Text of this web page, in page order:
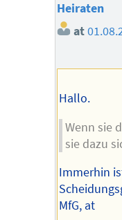
Heiraten
at
Hallo.
Wenn sie
sie dazu
Immerhin
MfG, at